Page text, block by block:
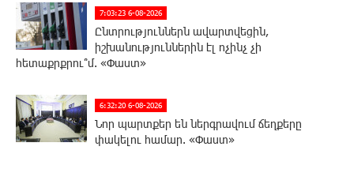
7:03:23 6-08-2026
Ընտրություններն ավարտվեցին,
իշխանություններին էլ ոչինչ չի
հետաքրքրու՞մ. «Փաստ»
6:32:20 6-08-2026
Նոր պարտքեր են ներգրավում ճեղքերը
փակելու համար. «Փաստ»